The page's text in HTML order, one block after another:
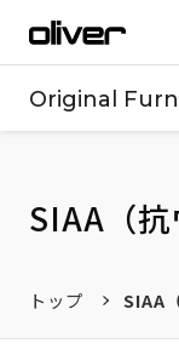
Original
SIAA（抗
トップ SIAA